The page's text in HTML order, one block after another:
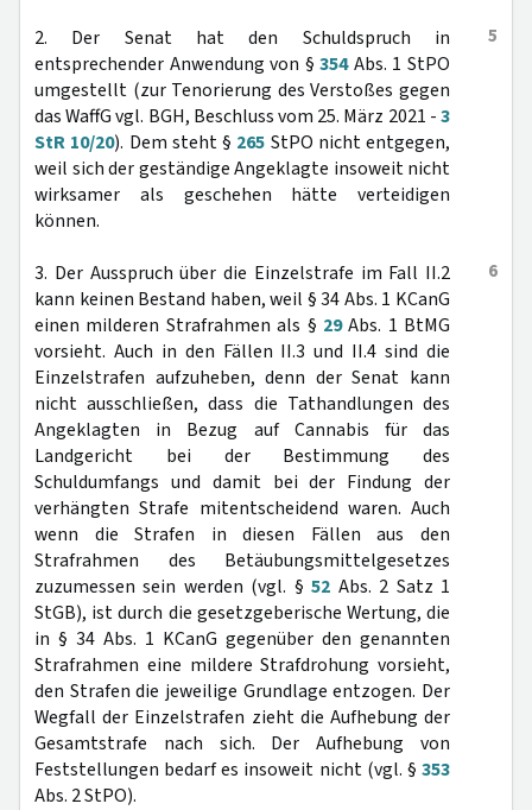
5
2. Der Senat hat den Schuldspruch in
entsprechender Anwendung von §354Abs. 1 StPO
umgestellt (zur Tenorierung des Verstoßes gegen
das WaffG vgl. BGH, Beschluss vom 25. März 2021 -3
StR 10/20). Dem steht § 265 StPO nicht entgegen,
weil sich der geständige Angeklagte insoweit nicht
wirksamer als geschehen hätte verteidigen
können.
6
3. Der Ausspruch über die Einzelstrafe im Fall II.2
kann keinen Bestand haben, weil § 34 Abs. 1 KCanG
einen milderen Strafrahmen als § 29Abs. 1 BtMG
vorsieht. Auch in den Fällen II.3 und II.4 sind die
Einzelstrafen aufzuheben, denn der Senat kann
nicht ausschließen, dass die Tathandlungen des
Angeklagten in Bezug auf Cannabis für das
Landgericht bei der Bestimmung des
Schuldumfangs und damit bei der Findung der
verhängten Strafe mitentscheidend waren. Auch
wenn die Strafen in diesen Fällen aus den
Strafrahmen des Betäubungsmittelgesetzes
zuzumessen sein werden (vgl. §52 Abs. 2 Satz 1
StGB), ist durch die gesetzgeberische Wertung, die
in § 34 Abs. 1 KCanG gegenüber den genannten
Strafrahmen eine mildere Strafdrohung vorsieht,
den Strafen die jeweilige Grundlage entzogen. Der
Wegfall der Einzelstrafen zieht die Aufhebung der
Gesamtstrafe nach sich. Der Aufhebung von
Feststellungen bedarf es insoweit nicht (vgl. § 353
Abs. 2 StPO).